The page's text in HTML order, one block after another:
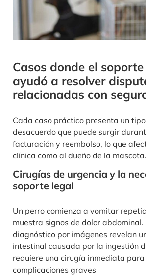
Casos donde el
ayudó a resolver
relacionadas con
Cada caso práctico presenta un
desacuerdo que puede surgir
facturación y reembolso, lo que
clínica como al dueño de la mascota.
Cirugías de urgencia y la
soporte legal
Un perro comienza a vomitar
muestra signos de dolor
diagnóstico por imágenes revelan
intestinal causada por la ingestión
requiere una cirugía inmediata
complicaciones graves.